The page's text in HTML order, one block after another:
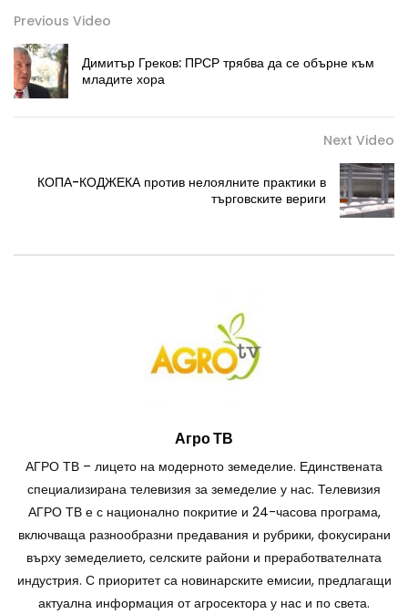
Previous Video
Димитър Греков: ПРСР трябва да се обърне към
младите хора
Next Video
КОПА-КОДЖЕКА против нелоялните практики в
търговските вериги
Агро ТВ
АГРО ТВ – лицето на модерното земеделие. Единствената
специализирана телевизия за земеделие у нас. Телевизия
АГРО ТВ е с национално покритие и 24-часова програма,
включваща разнообразни предавания и рубрики, фокусирани
върху земеделието, селските райони и преработвателната
индустрия. С приоритет са новинарските емисии, предлагащи
актуална информация от агросектора у нас и по света.